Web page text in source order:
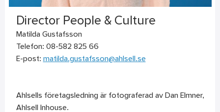
Director People & Culture
Matilda Gustafsson
Telefon: 08-582 825 66
E-post: matilda.gustafsson@ahlsell.se
Ahlsells företagsledning är fotograferad av Dan Elmner,
Ahlsell Inhouse.